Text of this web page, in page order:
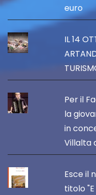
euro
IL 14
Per il
la
in
Villalta
Esce il
titolo